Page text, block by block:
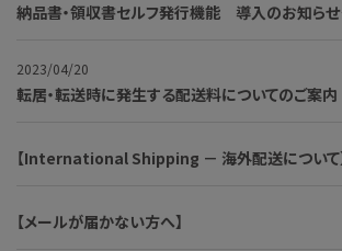
納品書・領収書セルフ発行機能 導入のお知ら
2023/04/20
転居・転送時に発生する配送料についてのご案内
【International Shipping － 海外配送について
【メールが届かない方へ】